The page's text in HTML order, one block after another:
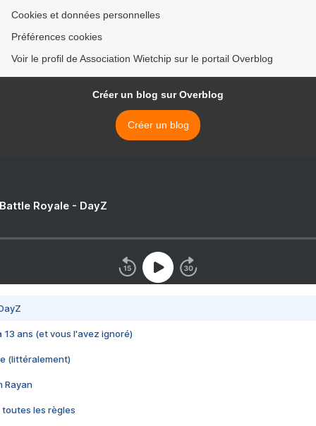
Cookies et données personnelles
Préférences cookies
Voir le profil de Association Wietchip sur le portail Overblog
Créer un blog sur Overblog
Créer un blog
Royale - DayZ
13 ans (et vous l'avez ignoré)
(littéralement)
Rayan
toutes les règles